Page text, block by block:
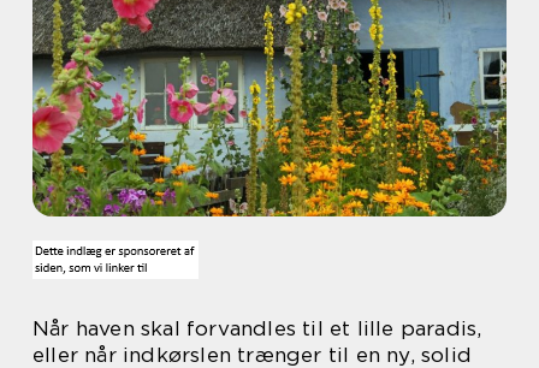
Når haven skal forvandles til et lille paradis,
eller når indkørslen trænger til en ny, solid